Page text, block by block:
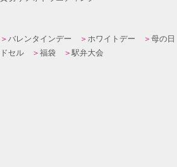
バレンタインデー ホワイトデー 母の日
セル 福袋 駅弁大会